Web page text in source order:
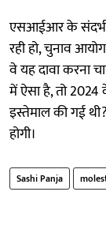
एसआईआर के संदर्भ
रही हो, चुनाव
वे यह दावा करना
में ऐसा है, तो
इस्तेमाल की गई
होगी।
Sashi Panja